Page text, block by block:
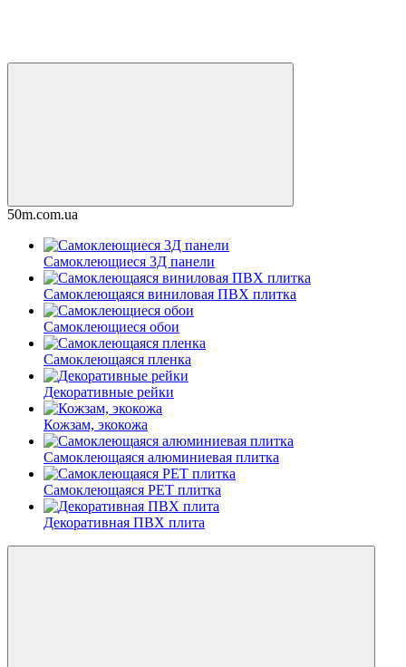
50m.com.ua
Самоклеющиеся 3Д панели
Самоклеющаяся виниловая ПВХ плитка
Самоклеющиеся обои
Самоклеющаяся пленка
Декоративные рейки
Кожзам, экокожа
Самоклеющаяся алюминиевая плитка
Самоклеющаяся PET плитка
Декоративная ПВХ плита